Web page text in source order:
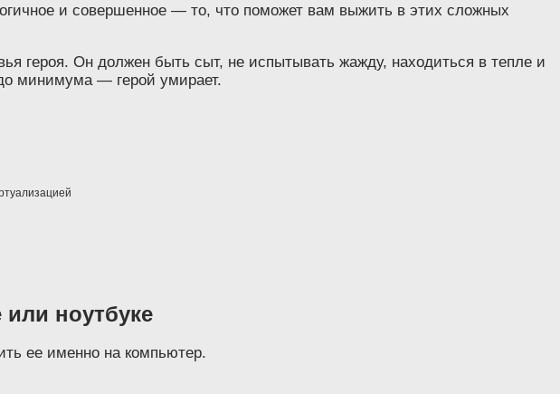
и совершенное — то, что поможет вам выжить в этих сложных
героя. Он должен быть сыт, не испытывать жажду, находиться в тепле и
минимума — герой умирает.
ноутбуке
ее именно на компьютер.